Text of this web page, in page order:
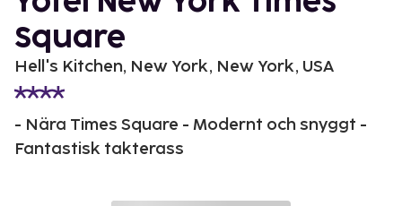
Square
Hell's Kitchen, New York, New York, USA
- Nära Times Square - Modernt och snyggt -
Fantastisk takterass